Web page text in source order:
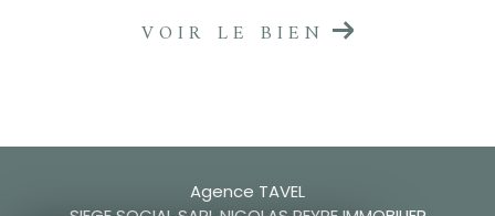
VOIR LE BIEN
Agence TAVEL